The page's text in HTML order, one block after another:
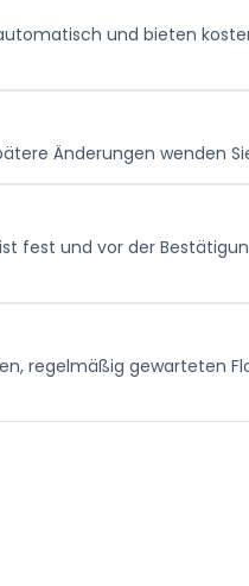
und bieten
Änderungen wenden
fest und vor der
regelmäßig gewarteten